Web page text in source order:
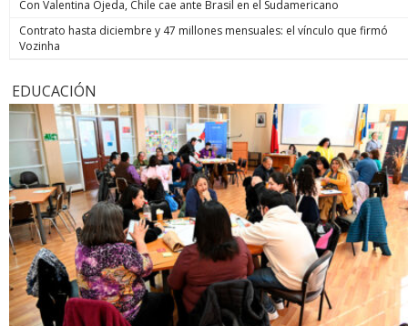
Con Valentina Ojeda, Chile cae ante Brasil en el Sudamericano
Contrato hasta diciembre y 47 millones mensuales: el vínculo que firmó
Vozinha
EDUCACIÓN